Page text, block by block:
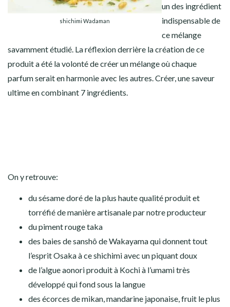
shichimi Wadaman
un des ingrédient
indispensable de
ce mélange
savamment étudié. La réflexion derrière la création de ce
produit a été la volonté de créer un mélange où chaque
parfum serait en harmonie avec les autres. Créer, une saveur
ultime en combinant 7 ingrédients.
On y retrouve:
du sésame doré de la plus haute qualité produit et
torréfié de manière artisanale par notre producteur
du piment rouge taka
des baies de sanshô de Wakayama qui donnent tout
l’esprit Osaka à ce shichimi avec un piquant doux
de l’algue aonori produit à Kochi à l’umami très
développé qui fond sous la langue
des écorces de mikan, mandarine japonaise, fruit le plus